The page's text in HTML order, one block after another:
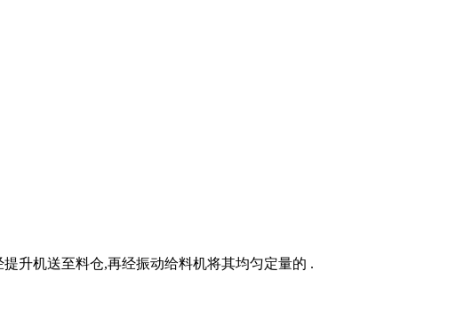
升机送至料仓,再经振动给料机将其均匀定量的 .